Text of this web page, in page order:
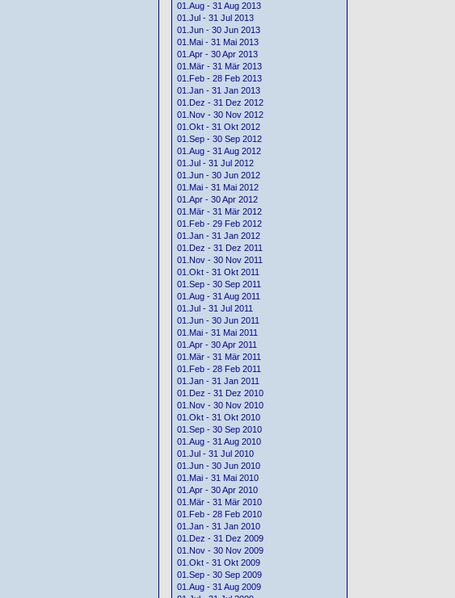
01.Aug - 31 Aug 2013
01.Jul - 31 Jul 2013
01.Jun - 30 Jun 2013
01.Mai - 31 Mai 2013
01.Apr - 30 Apr 2013
01.Mär - 31 Mär 2013
01.Feb - 28 Feb 2013
01.Jan - 31 Jan 2013
01.Dez - 31 Dez 2012
01.Nov - 30 Nov 2012
01.Okt - 31 Okt 2012
01.Sep - 30 Sep 2012
01.Aug - 31 Aug 2012
01.Jul - 31 Jul 2012
01.Jun - 30 Jun 2012
01.Mai - 31 Mai 2012
01.Apr - 30 Apr 2012
01.Mär - 31 Mär 2012
01.Feb - 29 Feb 2012
01.Jan - 31 Jan 2012
01.Dez - 31 Dez 2011
01.Nov - 30 Nov 2011
01.Okt - 31 Okt 2011
01.Sep - 30 Sep 2011
01.Aug - 31 Aug 2011
01.Jul - 31 Jul 2011
01.Jun - 30 Jun 2011
01.Mai - 31 Mai 2011
01.Apr - 30 Apr 2011
01.Mär - 31 Mär 2011
01.Feb - 28 Feb 2011
01.Jan - 31 Jan 2011
01.Dez - 31 Dez 2010
01.Nov - 30 Nov 2010
01.Okt - 31 Okt 2010
01.Sep - 30 Sep 2010
01.Aug - 31 Aug 2010
01.Jul - 31 Jul 2010
01.Jun - 30 Jun 2010
01.Mai - 31 Mai 2010
01.Apr - 30 Apr 2010
01.Mär - 31 Mär 2010
01.Feb - 28 Feb 2010
01.Jan - 31 Jan 2010
01.Dez - 31 Dez 2009
01.Nov - 30 Nov 2009
01.Okt - 31 Okt 2009
01.Sep - 30 Sep 2009
01.Aug - 31 Aug 2009